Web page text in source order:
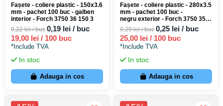
Fașete - coliere plastic - 150x3.6
mm - pachet 100 buc - galben
interior - Forch 3750 36 150 3
0,22 lei / buc 0,19 lei / buc
19,00 lei / 100 buc
*Include TVA
In stoc
Adauga in cos
Fașete - coliere plastic - 280x3.5
mm - pachet 100 buc -
negru exterior - Forch 3750 35
280
0,29 lei / buc 0,25 lei / buc
25,00 lei / 100 buc
*Include TVA
In stoc
Adauga in cos